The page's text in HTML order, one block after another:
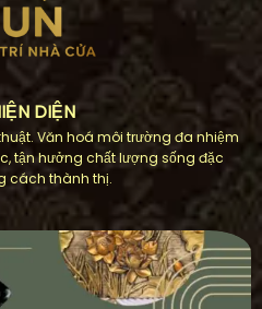
DIỆN
Văn hoá môi trường đa nhiệm
tận hưởng chất lượng sống đặc
cách thành thị.